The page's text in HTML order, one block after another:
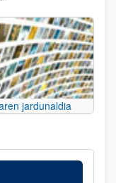
jardunaldia